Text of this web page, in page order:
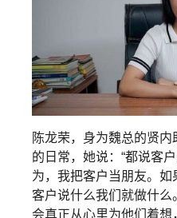
陈龙荣，身为魏总的贤
的日常，她说：“都说客
为，我把客户当朋友。
客户说什么我们就做什
会真正从心里为他们着